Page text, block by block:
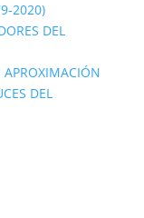
2020)
DEL
DEL